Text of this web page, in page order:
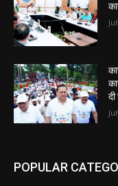
POPULAR